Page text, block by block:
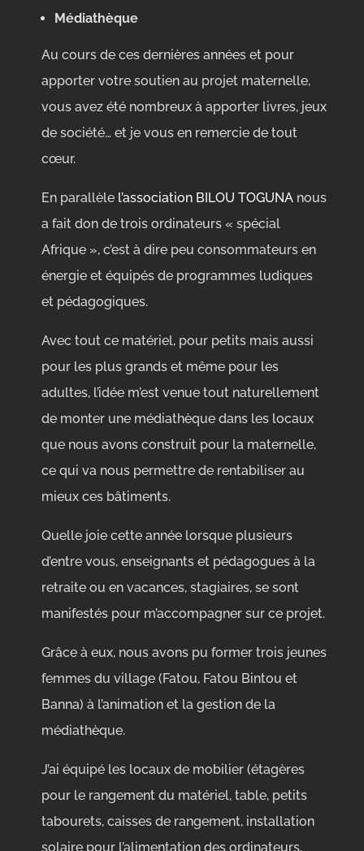
Médiathèque
Au cours de ces dernières années et pour
apporter votre soutien au projet maternelle,
vous avez été nombreux à apporter livres, jeux
de société… et je vous en remercie de tout
cœur.
En parallèlel’association BILOU TOGUNAnous
a fait don de trois ordinateurs « spécial
Afrique », c’est à dire peu consommateurs en
énergie et équipés de programmes ludiques
et pédagogiques.
Avec tout ce matériel, pour petits mais aussi
pour les plus grands et même pour les
adultes, l’idée m’est venue tout naturellement
de monter une médiathèque dans les locaux
que nous avons construit pour la maternelle,
ce qui va nous permettre de rentabiliser au
mieux ces bâtiments.
Quelle joie cette année lorsque plusieurs
d’entre vous, enseignants et pédagogues à la
retraite ou en vacances, stagiaires, se sont
manifestés pour m’accompagner sur ce projet.
Grâce à eux, nous avons pu former trois jeunes
femmes du village (Fatou, Fatou Bintou et
Banna) à l’animation et la gestion de la
médiathèque.
J’ai équipé les locaux de mobilier (étagères
pour le rangement du matériel, table, petits
tabourets, caisses de rangement, installation
solaire pour l’alimentation des ordinateurs,